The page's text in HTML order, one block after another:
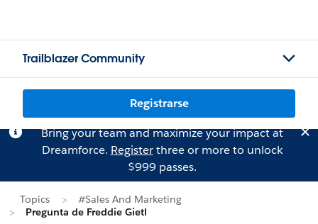
Trailblazer Community
Registrarse
Bring your team and maximize your impact at
Dreamforce. Registerthree or more to unlock
$999 passes.
Topics
#Sales And Marketing
Pregunta de Freddie Gietl